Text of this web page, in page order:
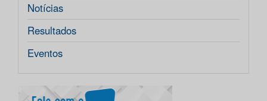
Notícias
Resultados
Eventos